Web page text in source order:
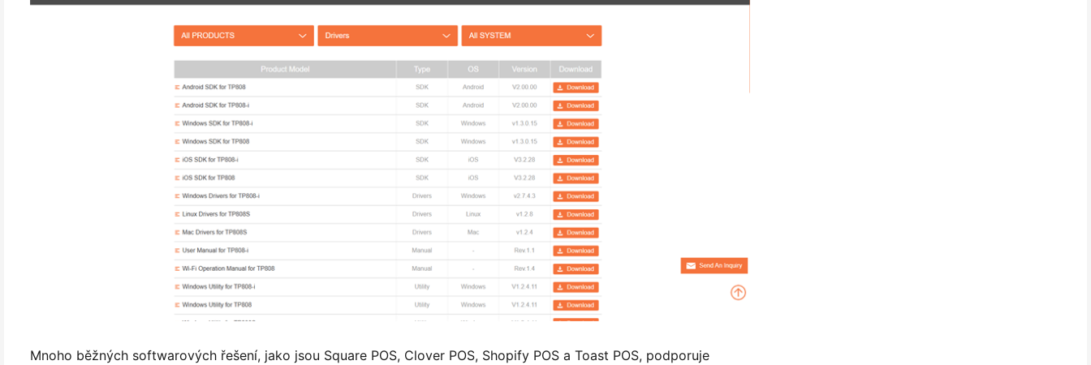
Mnoho běžných softwarových řešení, jako jsou Square POS, Clover POS, Shopify POS a Toast POS, podporuje